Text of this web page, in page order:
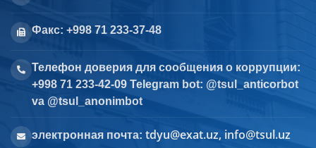
Факс: +998 71 233-37-48
Телефон доверия для сообщения о коррупции:
+998 71 233-42-09 Telegram bot: @tsul_anticorbot
va @tsul_anonimbot
электронная почта: tdyu@exat.uz, info@tsul.uz